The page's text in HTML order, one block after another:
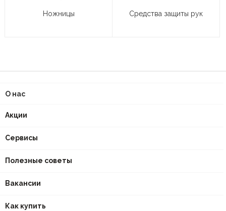
Ножницы Средства защиты рук
О нас
Акции
Сервисы
Полезные советы
Вакансии
Как купить